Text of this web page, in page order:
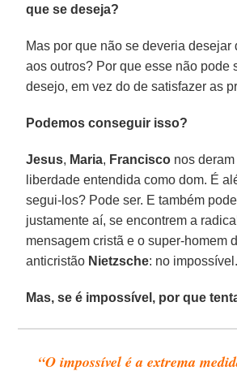
que se deseja?
Mas por que não se deveria desejar
aos outros? Por que esse não pode
desejo, em vez do de satisfazer as
Podemos conseguir isso?
Jesus, Maria, Francisco nos
liberdade entendida como dom. É
segui-los? Pode ser. E também
justamente aí, se encontrem a
mensagem cristã e o super-homem
anticristão Nietzsche: no impossível.
Mas, se é impossível, por que
“O impossível é a extrema